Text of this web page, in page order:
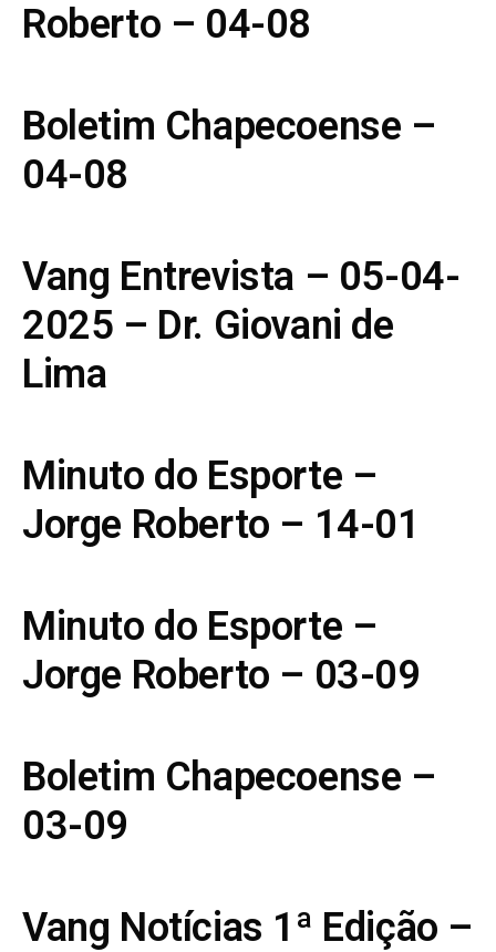
Roberto – 04-08
Boletim Chapecoense –
04-08
Vang Entrevista – 05-04-
2025 – Dr. Giovani de
Lima
Minuto do Esporte –
Jorge Roberto – 14-01
Minuto do Esporte –
Jorge Roberto – 03-09
Boletim Chapecoense –
03-09
Vang Notícias 1ª Edição –